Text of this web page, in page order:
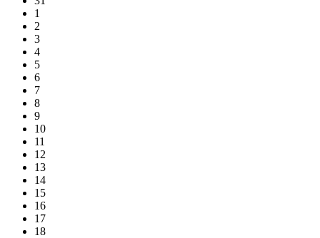
1
2
3
4
5
6
7
8
9
10
11
12
13
14
15
16
17
18